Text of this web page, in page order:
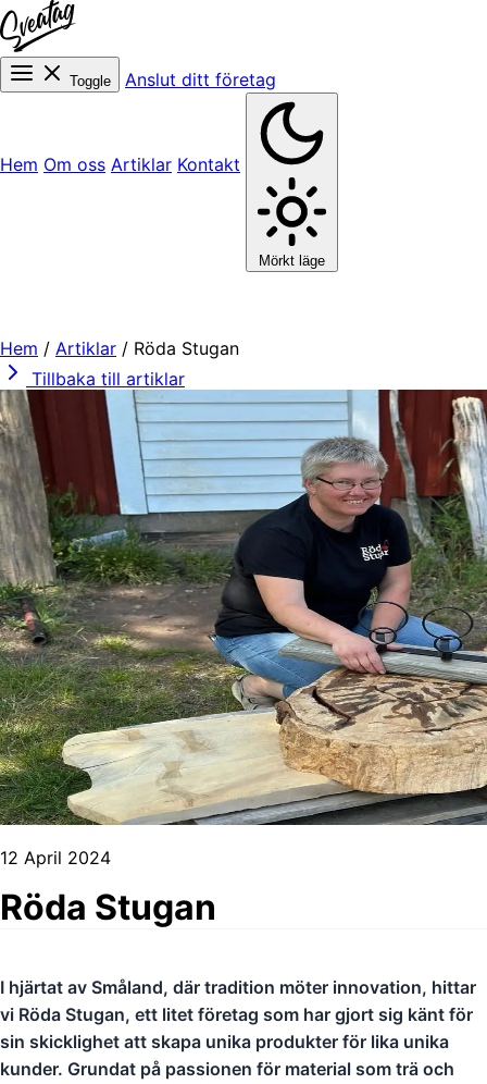
Toggle Anslut ditt företag
Hem Om oss Artiklar Kontakt
Mörkt läge
Hem / Artiklar / Röda Stugan
Tillbaka till artiklar
12 April 2024
Röda Stugan
I hjärtat av Småland, där tradition möter innovation, hittar
vi Röda Stugan, ett litet företag som har gjort sig känt för
sin skicklighet att skapa unika produkter för lika unika
kunder. Grundat på passionen för material som trä och